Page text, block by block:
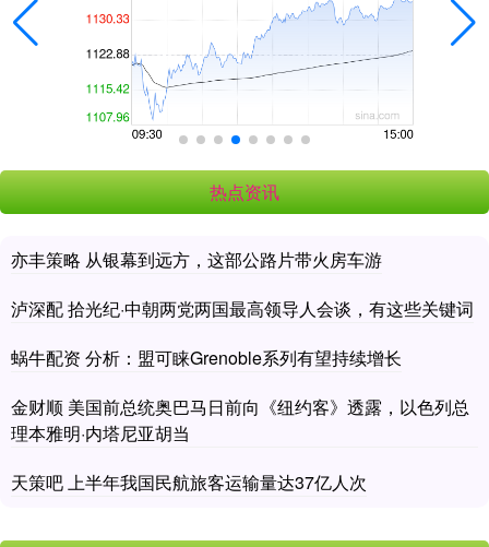
热点资讯
亦丰策略 从银幕到远方，这部公路片带火房车游
泸深配 拾光纪·中朝两党两国最高领导人会谈，有这些关键词
蜗牛配资 分析：盟可睐Grenoble系列有望持续增长
金财顺 美国前总统奥巴马日前向《纽约客》透露，以色列总
理本雅明·内塔尼亚胡当
天策吧 上半年我国民航旅客运输量达37亿人次